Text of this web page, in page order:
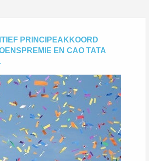
PRINCIPEAKKOORD
EN CAO TATA